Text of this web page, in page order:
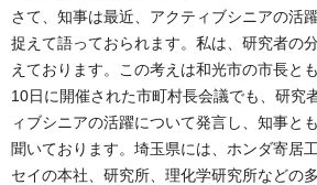
さて、知事は最近、アクティブシニアの活
捉えて語っておられます。私は、研究者の
えております。この考えは和光市の市長と
10日に開催された市町村長会議でも、研究
ィブシニアの活躍について発言し、知事と
聞いております。埼玉県には、ホンダ寄居
セイの本社、研究所、理化学研究所などの